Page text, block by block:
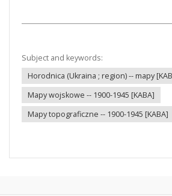
Subject and keywords:
Horodnica (Ukraina ; region) -- mapy
Mapy wojskowe -- 1900-1945 [KABA]
Mapy topograficzne -- 1900-1945 [KABA]